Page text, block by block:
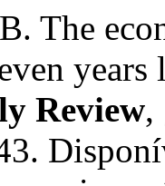
The
Review,